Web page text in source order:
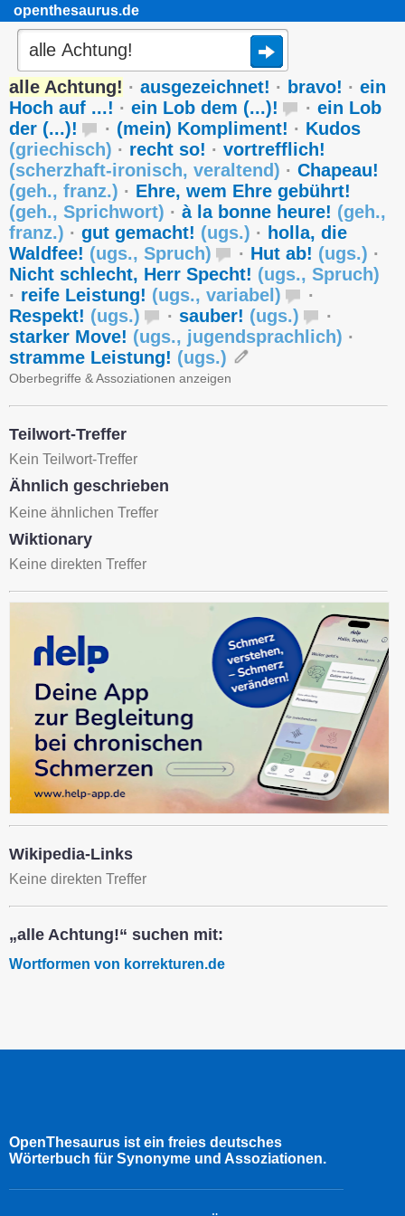
openthesaurus.de
alle Achtung! · ausgezeichnet! · bravo! · ein
Hoch auf ...! · ein Lob dem (...)! · ein Lob
der (...)!
· (mein) Kompliment! · Kudos
(griechisch) · recht so! · vortrefflich!
(scherzhaft-ironisch, veraltend) · Chapeau!
(geh., franz.) · Ehre, wem Ehre gebührt!
(geh., Sprichwort) · à la bonne heure! (geh.,
franz.) · gut gemacht! (ugs.) · holla, die
Waldfee! (ugs., Spruch) · Hut ab! (ugs.) ·
Nicht schlecht, Herr Specht! (ugs., Spruch)
· reife Leistung! (ugs., variabel )
·
Respekt! (ugs.) · sauber! (ugs.)
·
starker Move! (ugs., jugendsprachlich) ·
stramme Leistung! (ugs.)
Oberbegriffe & Assoziationen anzeigen
Teilwort-Treffer
Kein Teilwort-Treffer
Ähnlich geschrieben
Keine ähnlichen Treffer
Wiktionary
Keine direkten Treffer
Wikipedia-Links
Keine direkten Treffer
„alle Achtung!“ suchen mit:
Wortformen von korrekturen.de
OpenThesaurus ist ein freies deutsches
Wörterbuch für Synonyme und Assoziationen.